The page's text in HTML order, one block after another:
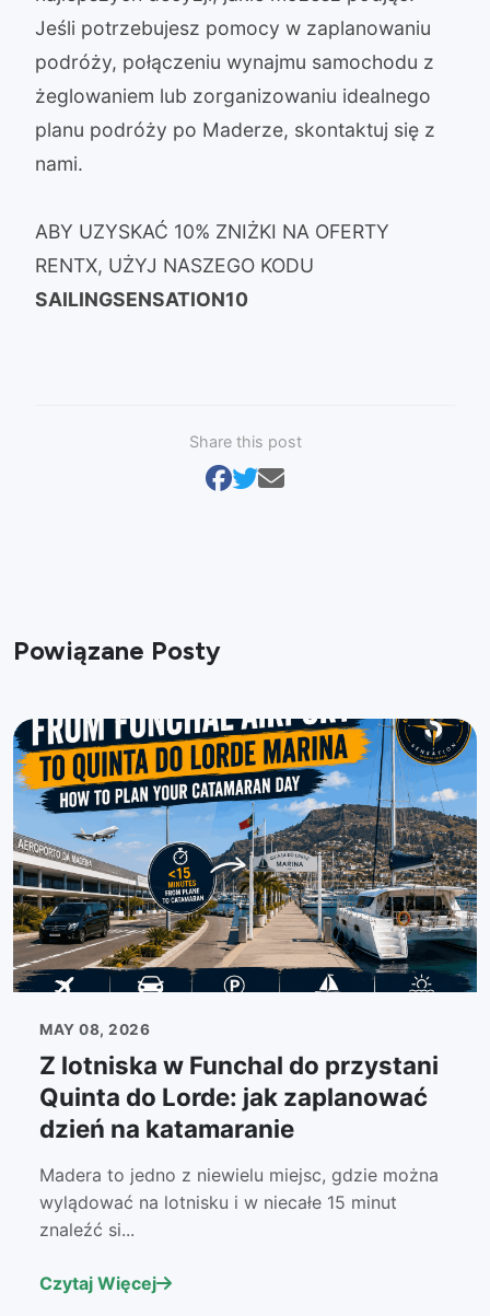
Jeśli potrzebujesz pomocy w zaplanowaniu
podróży, połączeniu wynajmu samochodu z
żeglowaniem lub zorganizowaniu idealnego
planu podróży po Maderze, skontaktuj się z
nami.
ABY UZYSKAĆ 10% ZNIŻKI NA OFERTY
RENTX, UŻYJ NASZEGO KODU
SAILINGSENSATION10
Share this post
Powiązane Posty
MAY 08, 2026
Z lotniska w Funchal do przystani
Quinta do Lorde: jak zaplanować
dzień na katamaranie
Madera to jedno z niewielu miejsc, gdzie można
wylądować na lotnisku i w niecałe 15 minut
znaleźć si...
Czytaj Więcej